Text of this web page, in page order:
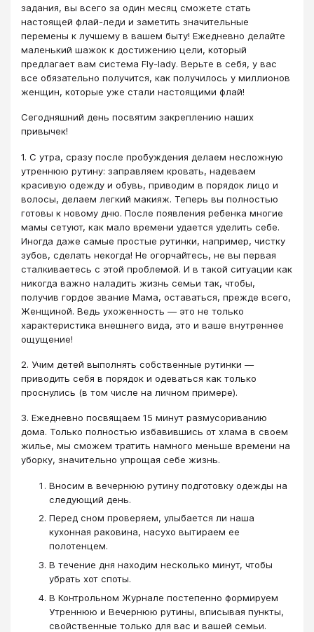
задания, вы всего за один месяц сможете стать
настоящей флай-леди и заметить значительные
перемены к лучшему в вашем быту! Ежедневно делайте
маленький шажок к достижению цели, который
предлагает вам система Fly-lady. Верьте в себя, у вас
все обязательно получится, как получилось у миллионов
женщин, которые уже стали настоящими флай!
Сегодняшний день посвятим закреплению наших
привычек!
1. С утра, сразу после пробуждения делаем несложную
утреннюю рутину: заправляем кровать, надеваем
красивую одежду и обувь, приводим в порядок лицо и
волосы, делаем легкий макияж. Теперь вы полностью
готовы к новому дню. После появления ребенка многие
мамы сетуют, как мало времени удается уделить себе.
Иногда даже самые простые рутинки, например, чистку
зубов, сделать некогда! Не огорчайтесь, не вы первая
сталкиваетесь с этой проблемой. И в такой ситуации как
никогда важно наладить жизнь семьи так, чтобы,
получив гордое звание Мама, оставаться, прежде всего,
Женщиной. Ведь ухоженность — это не только
характеристика внешнего вида, это и ваше внутреннее
ощущение!
2. Учим детей выполнять собственные рутинки —
приводить себя в порядок и одеваться как только
проснулись (в том числе на личном примере).
3. Ежедневно посвящаем 15 минут размусориванию
дома. Только полностью избавившись от хлама в своем
жилье, мы сможем тратить намного меньше времени на
уборку, значительно упрощая себе жизнь.
Вносим в вечернюю рутину подготовку одежды на
следующий день.
Перед сном проверяем, улыбается ли наша
кухонная раковина, насухо вытираем ее
полотенцем.
В течение дня находим несколько минут, чтобы
убрать хот споты.
В Контрольном Журнале постепенно формируем
Утреннюю и Вечернюю рутины, вписывая пункты,
свойственные только для вас и вашей семьи.